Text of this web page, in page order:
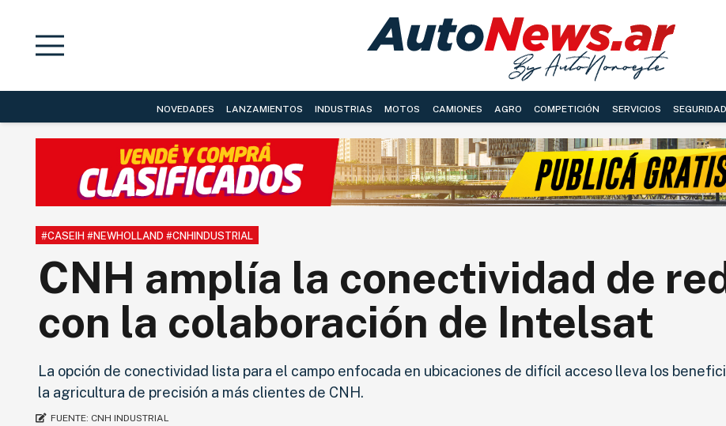
NOVEDADES LANZAMIENTOS INDUSTRIAS MOTOS CAMIONES AGRO COMPETICIÓN SERVICIOS
#CASEIH #NEWHOLLAND #CNHINDUSTRIAL
CNH amplía la conectividad de
con la colaboración de Intelsat
La opción de conectividad lista para el campo enfocada en ubicaciones de difícil acceso lleva los
la agricultura de precisión a más clientes de CNH.
FUENTE: CNH INDUSTRIAL